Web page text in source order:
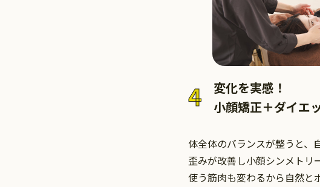
4
変化を実感！
小顔矯正＋ダイエ
体全体のバランスが整うと、
歪みが改善し小顔シンメトリ
使う筋肉も変わるから自然と